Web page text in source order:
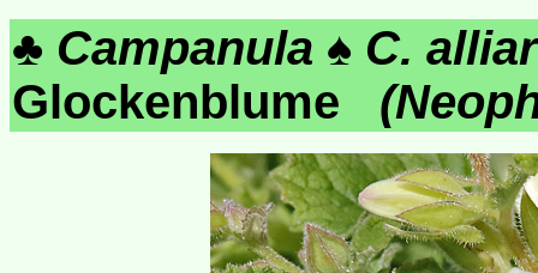
♣ Campanula ♠ C.
Glockenblume